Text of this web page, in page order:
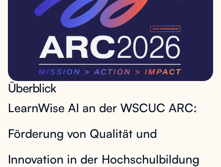
Überblick
LearnWise AI an der WSCUC ARC:
Förderung von Qualität und
Innovation in der Hochschulbildung